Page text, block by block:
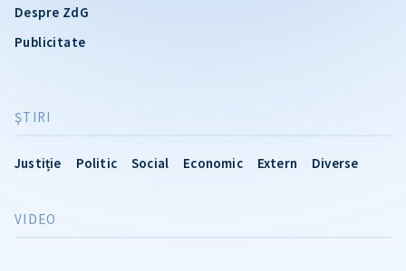
Despre ZdG
Publicitate
ŞTIRI
Justiție Politic Social Economic Extern Diverse
VIDEO